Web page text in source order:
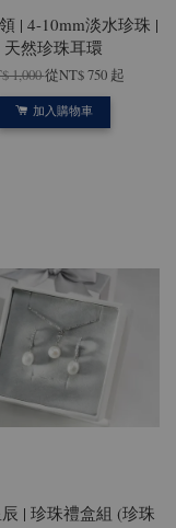
| 4-10mm淡水珍珠 |
天然珍珠耳環
1,000從NT$ 750 起
加入購物車
| 珍珠禮盒組 (珍珠